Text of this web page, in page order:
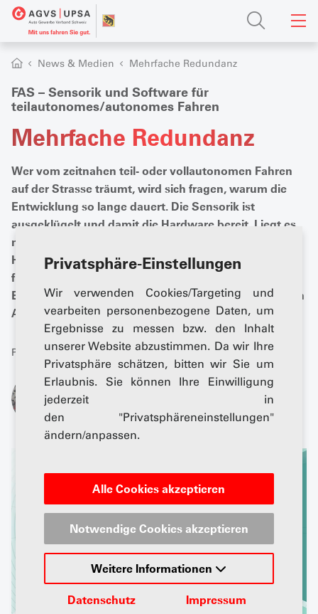
Privatsphäre-Einstellungen
Wir verwenden Cookies/Targeting und
vearbeiten personenbezogene Daten, um
Ergebnisse zu messen bzw. den Inhalt
unserer Website abzustimmen. Da wir Ihre
Privatsphäre schätzen, bitten wir Sie um
Erlaubnis. Sie können Ihre Einwilligung
jederzeit in
den "Privatsphäreneinstellungen"
ändern/anpassen.
Alle Cookies akzeptieren
Notwendige Cookies akzeptieren
Weitere Informationen
Datenschutz Impressum
News & Medien Mehrfache Redundanz
FAS – Sensorik und Software für
teilautonomes/autonomes Fahren
Mehrfache Redundanz
Wer vom zeitnahen teil- oder vollautonomen Fahren
auf der Strasse träumt, wird sich fragen, warum die
Entwicklung so lange dauert. Die Sensorik ist
ausgeklügelt und damit die Hardware bereit. Liegt es
nur an der Software oder gibt es regulatorische
Hürden, um das Roboterfahren auch in Europa
flächendeckend einzuführen? Wir bieten eine
Einordnung des Standes der Technik und wagen einen
Ausblick.
Publiziert: 07. Oktober 2025
Von
Andreas Senger